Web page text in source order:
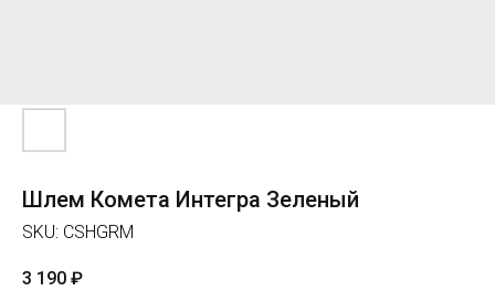
Шлем Комета Интегра Зеленый
SKU: CSHGRM
3 190 ₽